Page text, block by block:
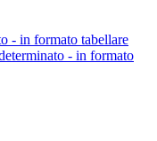
- in formato tabellare
- in formato